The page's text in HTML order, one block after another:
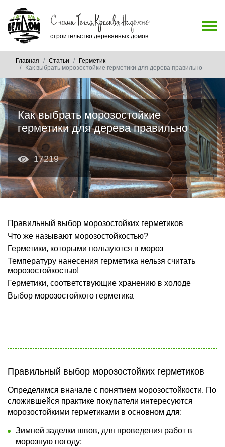
строительство деревянных домов
Главная Статьи
Герметик
Как выбрать морозостойкие герметики для дерева правильно
Как выбрать морозостойкие
герметики для дерева правильно
17219
Правильный выбор морозостойких герметиков
Что же называют морозостойкостью?
Герметики, которыми пользуются в мороз
Температуру нанесения герметика нельзя считать
морозостойкостью!
Герметики, соответствующие хранению в холоде
Выбор морозостойкого герметика
Правильный выбор морозостойких герметиков
Определимся вначале с понятием морозостойкости. По
сложившейся практике покупатели интересуются
морозостойкими герметиками в основном для:
Зимней заделки швов, для проведения работ в
морозную погоду;